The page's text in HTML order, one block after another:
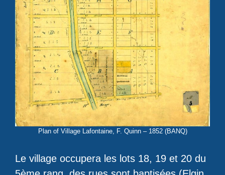
Plan of Village Lafontaine, F. Quinn – 1852 (BANQ)
Le village occupera les lots 18, 19 et 20 du